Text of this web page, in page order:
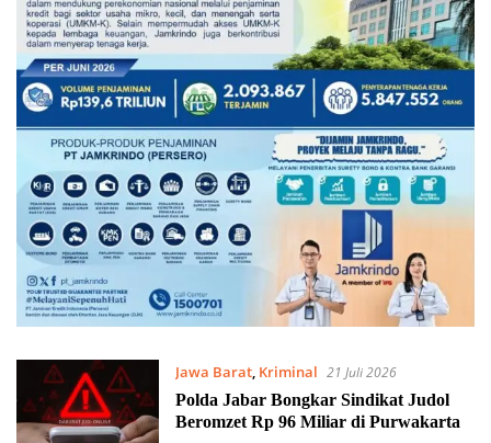
Jawa Barat, Kriminal 21 Juli 2026
Polda Jabar Bongkar Sindikat Judol
Beromzet Rp 96 Miliar di Purwakarta